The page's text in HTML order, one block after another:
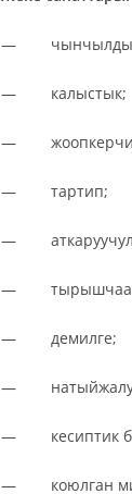
—
— калыстык;
—
— тартип;
—
—
— демилге;
—
— кесиптик
— коюлган